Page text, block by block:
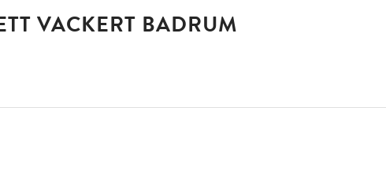
VACKERT BADRUM